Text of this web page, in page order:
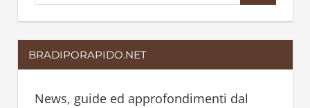
a
r
c
e
a
BRADIPORAPIDO.NET
News, guide ed approfondimenti dal